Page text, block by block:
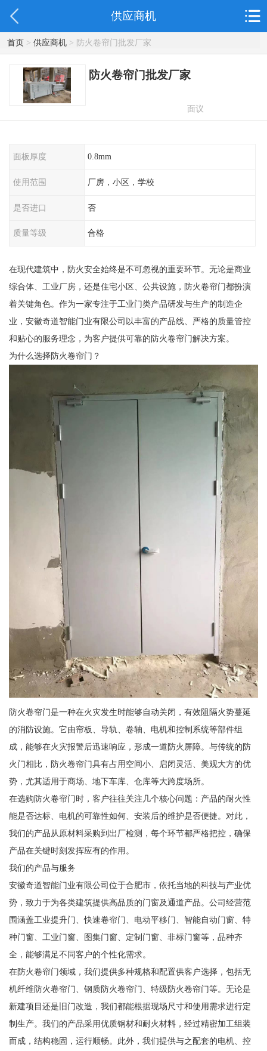
供应商机
首页> 供应商机> 防火卷帘门批发厂家
防火卷帘门批发厂家
面议
面板厚度 0.8mm
使用范围 厂房，小区，学校
是否进口 否
质量等级 合格
在现代建筑中，防火安全始终是不可忽视的重要环节。无论是商业
综合体、工业厂房，还是住宅小区、公共设施，防火卷帘门都扮演
着关键角色。作为一家专注于工业门类产品研发与生产的制造企
业，安徽奇道智能门业有限公司以丰富的产品线、严格的质量管控
和贴心的服务理念，为客户提供可靠的防火卷帘门解决方案。
为什么选择防火卷帘门？
防火卷帘门是一种在火灾发生时能够自动关闭，有效阻隔火势蔓延
的消防设施。它由帘板、导轨、卷轴、电机和控制系统等部件组
成，能够在火灾报警后迅速响应，形成一道防火屏障。与传统的防
火门相比，防火卷帘门具有占用空间小、启闭灵活、美观大方的优
势，尤其适用于商场、地下车库、仓库等大跨度场所。
在选购防火卷帘门时，客户往往关注几个核心问题：产品的耐火性
能是否达标、电机的可靠性如何、安装后的维护是否便捷。对此，
我们的产品从原材料采购到出厂检测，每个环节都严格把控，确保
产品在关键时刻发挥应有的作用。
我们的产品与服务
安徽奇道智能门业有限公司位于合肥市，依托当地的科技与产业优
势，致力于为各类建筑提供高品质的门窗及通道产品。公司经营范
围涵盖工业提升门、快速卷帘门、电动平移门、智能自动门窗、特
种门窗、工业门窗、图集门窗、定制门窗、非标门窗等，品种齐
全，能够满足不同客户的个性化需求。
在防火卷帘门领域，我们提供多种规格和配置供客户选择，包括无
机纤维防火卷帘门、钢质防火卷帘门、特级防火卷帘门等。无论是
新建项目还是旧门改造，我们都能根据现场尺寸和使用需求进行定
制生产。我们的产品采用优质钢材和耐火材料，经过精密加工组装
而成，结构稳固，运行顺畅。此外，我们提供与之配套的电机、控